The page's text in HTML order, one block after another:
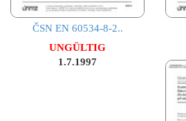
ČSN EN 60534-8-2..
UNGÜLTIG
1.7.1997